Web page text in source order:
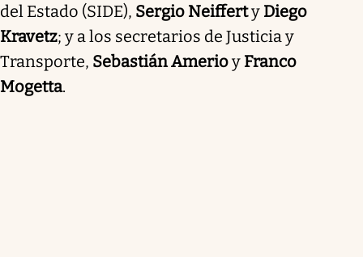
del Estado (SIDE), Sergio Neifferty Diego
Kravetz; y a los secretarios de Justicia y
Transporte, Sebastián Amerioy Franco
Mogetta.